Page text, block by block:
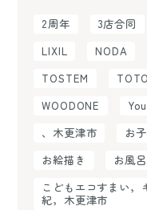
2周年 3店合同
LIXIL
NODA
TOSTEM
TOTO
WOODONE
、木更津市
お
お絵描き
お風呂
こどもエコすまい，
紀，木更津市